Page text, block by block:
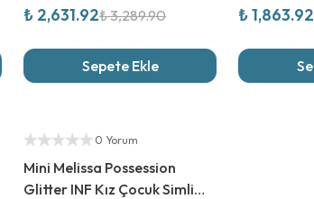
Sandalet
₺ 2,631.92₺ 3,289.90
Sepete Ekle
₺ 1,863.92
Yetkili Satıcı
0 Yorum
Mini Melissa Possession
Glitter INF Kız Çocuk Simli